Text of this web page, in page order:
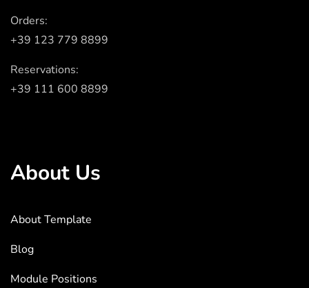
Orders:
+39 123 779 8899
Reservations:
+39 111 600 8899
About Us
About Template
Blog
Module Positions